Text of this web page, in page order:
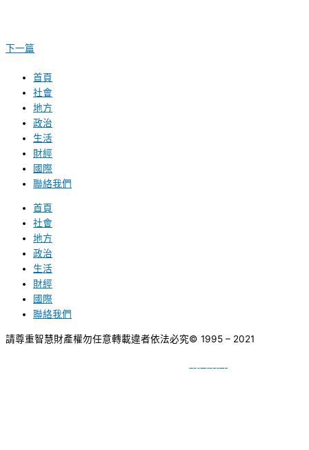
下一篇
首頁
社會
地方
政治
生活
財經
國際
聯絡我們
首頁
社會
地方
政治
生活
財經
國際
聯絡我們
請尊重智慧財產權勿任意轉載違者依法必究© 1995 – 2021